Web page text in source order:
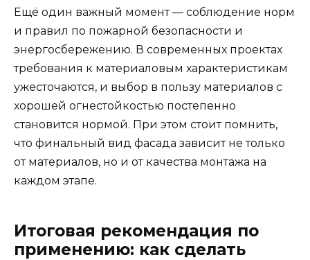
Ещё один важный момент — соблюдение норм
и правил по пожарной безопасности и
энергосбережению. В современных проектах
требования к материаловым характеристикам
ужесточаются, и выбор в пользу материалов с
хорошей огнестойкостью постепенно
становится нормой. При этом стоит помнить,
что финальный вид фасада зависит не только
от материалов, но и от качества монтажа на
каждом этапе.
Итоговая рекомендация по
применению: как сделать